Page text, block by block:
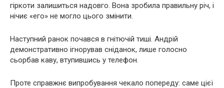
гіркоти залишиться надовго. Вона зробила правильну річ, і
нічиє «его» не могло цього змінити.
Наступний ранок почався в гнітючій тиші. Андрій
демонстративно ігнорував сніданок, лише голосно
сьорбав каву, втупившись у телефон.
Проте справжнє випробування чекало попереду: саме цієї